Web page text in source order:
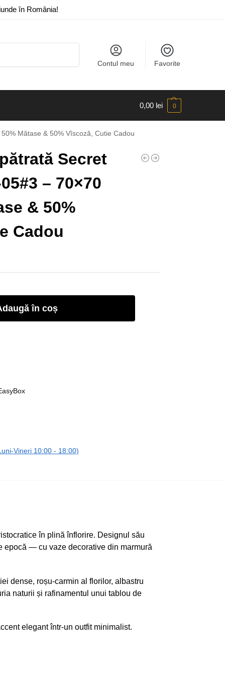
în România!
Contul meu Favorite
0,00 lei 0
Mătase & 50% Vîscoză, Cutie Cadou
Secret
– 70×70
& 50%
Cadou
în coș
Vineri 10:00 - 18:00)
în plină înflorire. Designul său
epocă — cu vaze decorative din marmură
dense, roșu-carmin al florilor, albastru
naturii și rafinamentul unui tablou de
elegant într-un outfit minimalist.